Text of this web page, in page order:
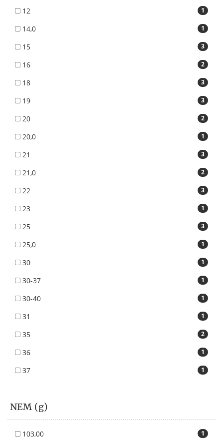
1
12
1
14,0
3
15
2
16
3
18
3
19
2
20
1
20,0
3
21
2
21,0
3
22
1
23
3
25
1
25,0
1
30
1
30-37
1
30-40
1
31
2
35
1
36
1
37
NEM (g)
1
103,00